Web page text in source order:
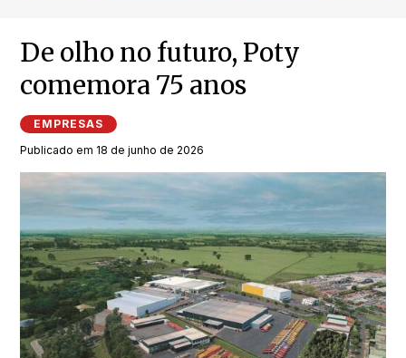
De olho no futuro, Poty
comemora 75 anos
EMPRESAS
Publicado em 18 de junho de 2026